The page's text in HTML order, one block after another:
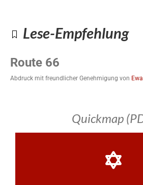
Lese-Empfehlung
Route 66
Abdruck mit freundlicher Genehmigung von
Quickmap